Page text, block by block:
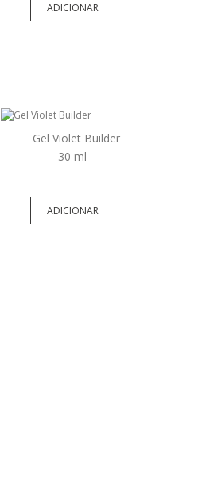
ADICIONAR
Gel Violet Builder
30 ml
ADICIONAR